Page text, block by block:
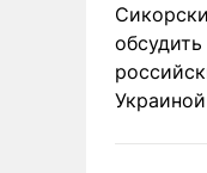
Украиной